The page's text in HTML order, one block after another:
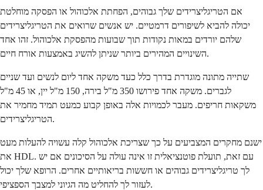
אם הטריגליצרידים שלך גבוהים, הפחתת אלכוהול או הפסקה מוחלטת
יכולה להביא לשיפורים דרמטיים. יש אנשים שרואים את הטריגליצרידים
שלהם יורדים במאות נקודות תוך שבועות מהפסקת אלכוהול. זהו אחד
השינויים המהירים ביותר שניתן להשיג באמצעות אורח חיים.
שתייה מתונה מוגדרת בדרך כלל כעד משקה אחד ליום לנשים ועד שניים
לגברים. משקה אחד פירושו 350 מ"ל בירה, 150 מ"ל יין, או 45 מ"ל
משקאות חריפים. מעבר לכמויות אלה באופן קבוע כמעט תמיד מחמיר את
הטריגליצרידים.
ישנם מחקרים המצביעים על כך שצריכת אלכוהול קלה עשויה להעלות מעט
את HDL. עם זאת, תועלת פוטנציאלית זו אינה עולה על הסיכונים אם יש
לך טריגליצרידים גבוהים או חששות בריאותיים אחרים. הרופא שלך יכול
לעזור לך להחליט מה הגיוני למצבך הספציפי.